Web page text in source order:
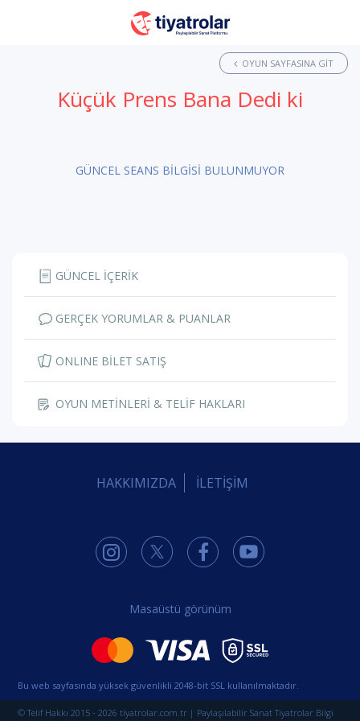
OYUN SAYFASINA GIT
Küçük Prens Bana Dedi ki
GÜNCEL SEANS BİLGİSİ BULUNMUYOR
GÜNCEL İÇERİK
GERÇEK YORUMLAR & PUANLAR
ONLINE BİLET SATIŞ
OYUN METİNLERİ & TELİF HAKLARI
HAKKIMIZDA İLETİŞİM
Masaüstü görünüm
Bu web sayfasında yüksek güvenlikli 2048-bit SSL kullanılmaktadır.
© Telif Hakkı 2015 - 2026 tiyatrolar.com.tr | Paylaşılabilir Sanat Tiyatrolar Bilgi